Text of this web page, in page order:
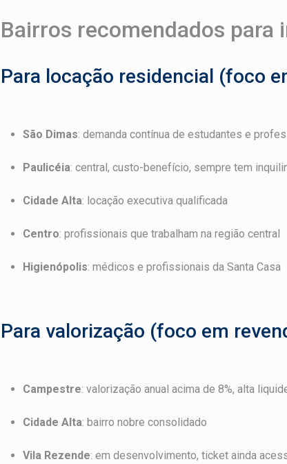
Bairros recomendados para
Para locação residencial (foco
São Dimas: demanda contínua de estudantes e
Paulicéia: central, custo-benefício, sempre tem
Cidade Alta: locação executiva qualificada
Centro: profissionais que trabalham na região central
Higienópolis: médicos e profissionais da Santa Casa
Para valorização (foco em
Campestre: valorização anual acima de 8%, alta
Cidade Alta: bairro nobre consolidado
Vila Rezende: em desenvolvimento, ticket ainda